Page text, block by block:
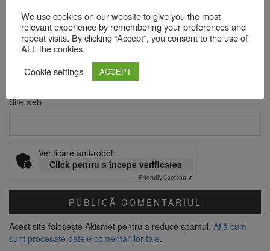
Email*
Site web
Verificare anti-robot
Click pentru a începe verificarea
FriendlyCaptcha ⇗
Acest site folosește Akismet pentru a reduce spamul. Află cum
sunt procesate datele comentariilor tale.
We use cookies on our website to give you the most
relevant experience by remembering your preferences and
repeat visits. By clicking “Accept”, you consent to the use of
ALL the cookies.
Cookie settings
ACCEPT